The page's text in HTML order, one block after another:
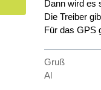
Dann wird es
Die Treiber
Für das GPS
Gruß
Al